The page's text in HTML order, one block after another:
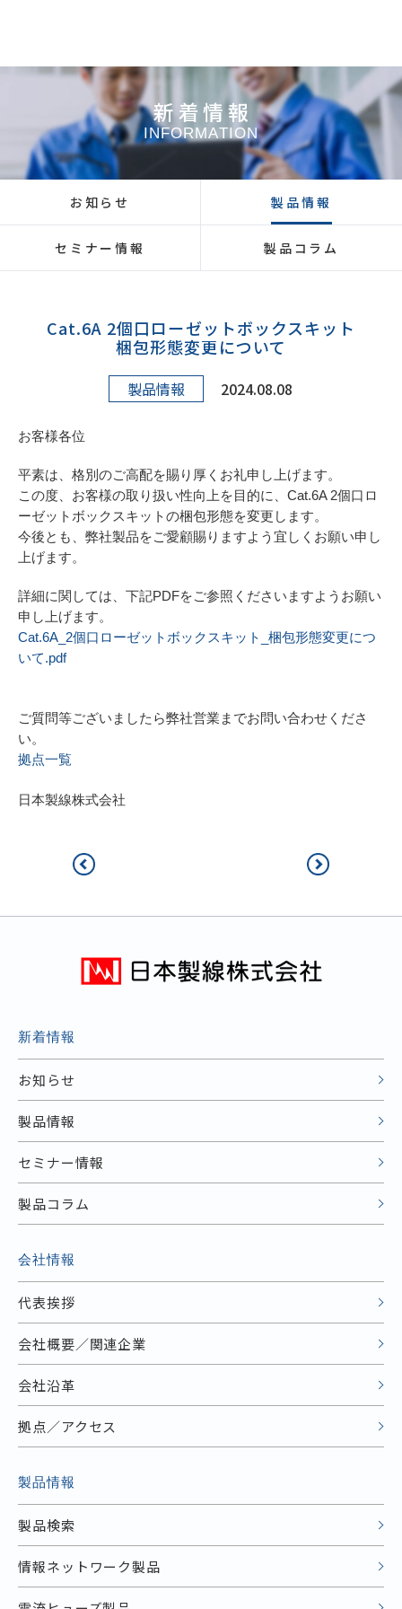
新着情報
INFORMATION
お知らせ 製品情報
セミナー情報 製品コラム
Cat.6A 2個口ローゼットボックスキット
梱包形態変更について
製品情報 2024.08.08
お客様各位
平素は、格別のご高配を賜り厚くお礼申し上げます。
この度、お客様の取り扱い性向上を目的に、Cat.6A 2個口ロ
ーゼットボックスキットの梱包形態を変更します。
今後とも、弊社製品をご愛顧賜りますよう宜しくお願い申し
上げます。
詳細に関しては、下記PDFをご参照くださいますようお願い
申し上げます。
Cat.6A_2個口ローゼットボックスキット_梱包形態変更につ
いて.pdf
ご質問等ございましたら弊社営業までお問い合わせくださ
い。
拠点一覧
日本製線株式会社
新着情報
お知らせ
製品情報
セミナー情報
製品コラム
会社情報
代表挨拶
会社概要／関連企業
会社沿革
拠点／アクセス
製品情報
製品検索
情報ネットワーク製品